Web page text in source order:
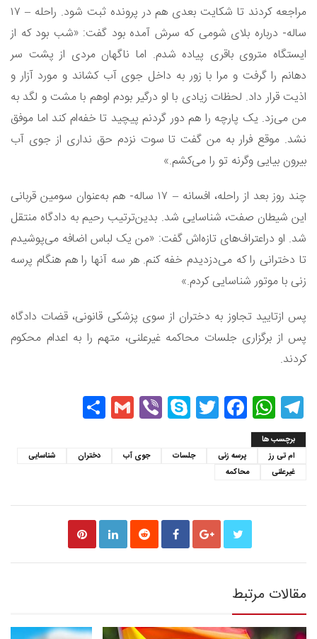
مراجعه کردند تا شکایت بعدی هم در پرونده ثبت شود. راحله – ۱۷
ساله- درباره بلای شومی که سرش آمده بود گفت: «شب بود که از
ایستگاه متروی باقری پیاده شدم. اما ناگهان مردی از پشت سر
دهانم را گرفت و مرا با زور به داخل جوی آب کشاند و مورد آزار و
اذیت قرار داد. لحظات زیادی با او درگیر بودم اوهم با مشت و لگد به
من می‌زد. یک پارچه را هم دور گردنم پیچید تا خفه‌ام کند اما موفق
نشد. موقع فرار به من گفت تا سوت نزدم حق نداری از جوی آب
بیرون بیایی وگرنه تو را می‌کشم.»
چند روز بعد از راحله، افسانه – ۱۷ ساله- هم به‌‌عنوان سومین قربانی
این شیطان صفت، شناسایی شد. بدین‌ترتیب رحیم به دادگاه منتقل
شد. او دراعتراف‌های تازه‌اش گفت: «من یک لباس اضافه می‌پوشیدم
تا دخترانی را که می‌دزدیدم خفه کنم. هر سه آنها را هم هنگام پرسه
زنی با موتور شناسایی کردم.»
پس ازتایید تجاوز به دختران از سوی پزشکی قانونی، قضات دادگاه
پس از برگزاری جلسات محاکمه غیرعلنی، متهم را به اعدام محکوم
کردند.
Telegram
WhatsApp
Facebook
Twitter
Skype
Viber
Gmail
برچسب ها
ام تی رز
پرسه زنی جلسات جوی آب دختران
شناسایی
غیرعلنی
محاکمه
مقالات مرتبط